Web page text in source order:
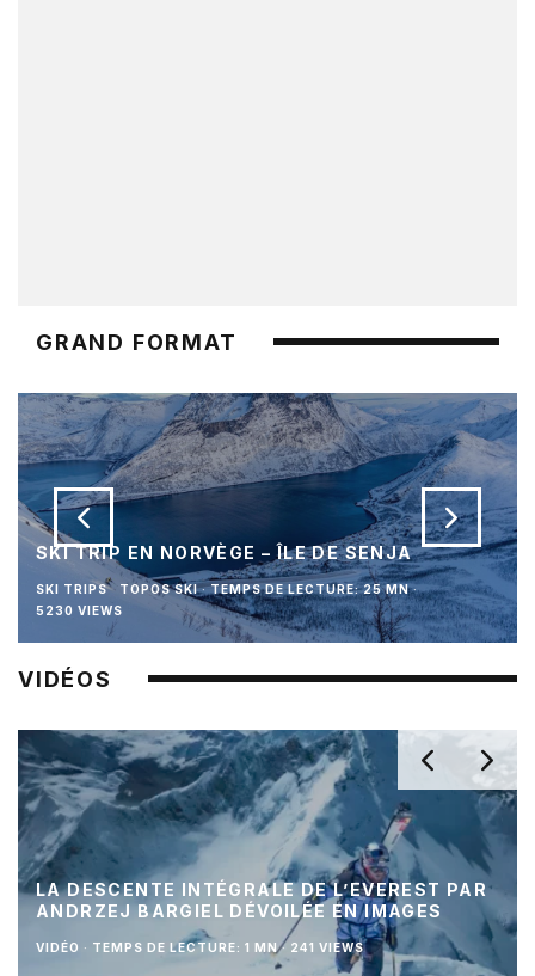
GRAND FORMAT
SKI TRIP EN NORVÈGE – ÎLE DE SENJA
SKI TRIPS TOPOS SKI · TEMPS DE LECTURE: 25 MN ·
5230 VIEWS
VIDÉOS
LA DESCENTE INTÉGRALE DE L’EVEREST PAR
ANDRZEJ BARGIEL DÉVOILÉE EN IMAGES
VIDÉO · TEMPS DE LECTURE: 1 MN · 241 VIEWS